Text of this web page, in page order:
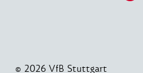
© 2026 VfB Stuttgart